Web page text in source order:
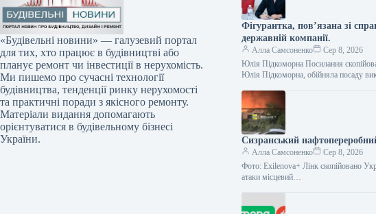
«Будівельні новини» — галузевий портал
для тих, хто працює в будівництві або
планує ремонт чи інвестиції в нерухомість.
Ми пишемо про сучасні технології
будівництва, тенденції ринку нерухомості
та практичні поради з якісного ремонту.
Матеріали видання допомагають
орієнтуватися в будівельному бізнесі
України.
Фігурантка, пов’язана зі
державній компанії.
Алла Самсоненко
Сер 8, 2026
Юлія Підкоморна Посилання
Юлія Підкоморна, обійняла посаду
Сизранський
Алла Самсоненко
Сер 8, 2026
Фото: Exilenova+ Лінк скопійовано
атаки місцевий…